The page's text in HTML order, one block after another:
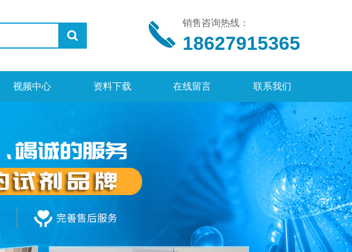
销售咨询热线：
18627915365
视频中心 资料下载 在线留言 联系我们